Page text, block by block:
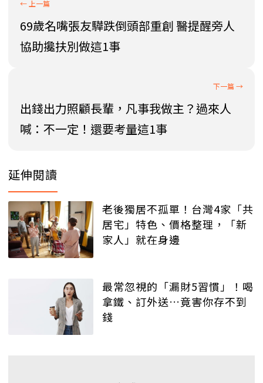
69歲名嘴張友驊跌倒頭部重創 醫提醒旁人
協助攙扶別做這1事
出錢出力照顧長輩，凡事我做主？過來人
喊：不一定！還要考量這1事
延伸閱讀
老後獨居不孤單！台灣4家「共
居宅」特色、價格整理，「新
家人」就在身邊
最常忽視的「漏財5習慣」！喝
拿鐵、訂外送…竟害你存不到
錢